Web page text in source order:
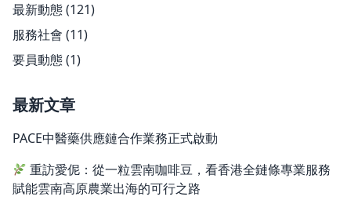
最新動態(121)
服務社會 (11)
要員動態(1)
最新文章
PACE中醫藥供應鏈合作業務正式啟動
重訪愛伲：從一粒雲南咖啡豆，看香港全鏈條專業服務
賦能雲南高原農業出海的可行之路